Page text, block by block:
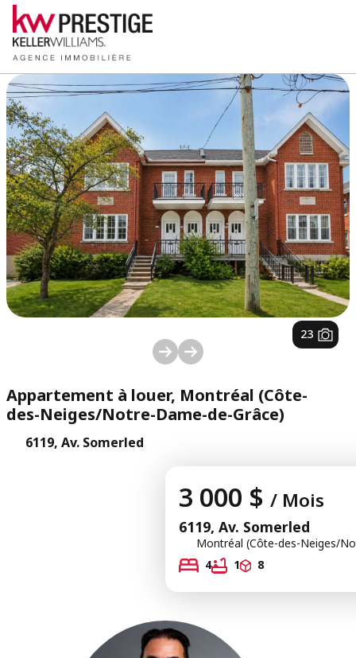
1/ 23
Appartement à louer, Montréal (Côte-
des-Neiges/Notre-Dame-de-Grâce)
6119, Av. Somerled
3 000 $ / Mois
6119, Av. Somerled
Montréal (Côte-des-Neiges/
4
1 8